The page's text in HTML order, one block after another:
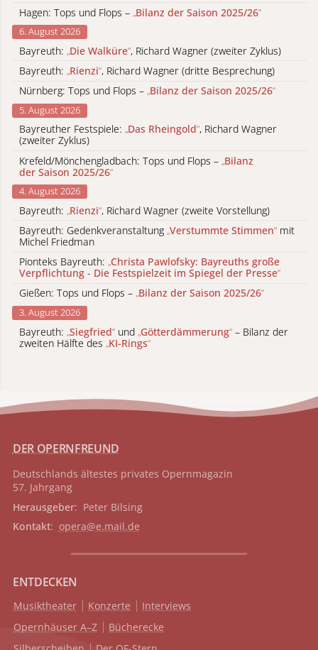
Hagen: Tops und Flops – „Bilanz der Saison 2025/26“
6. August 2026
Bayreuth: „Die Walküre“, Richard Wagner (zweiter Zyklus)
Bayreuth: „Rienzi“, Richard Wagner (dritte Besprechung)
Nürnberg: Tops und Flops – „Bilanz der Saison 2025/26“
5. August 2026
Bayreuther Festspiele: „Das Rheingold“, Richard Wagner
(zweiter Zyklus)
Krefeld/Mönchengladbach: Tops und Flops – „Bilanz
der Saison 2025/26“
4. August 2026
Bayreuth: „Rienzi“, Richard Wagner (zweite Vorstellung)
Bayreuth: Gedenkveranstaltung „Verstummte Stimmen“ mit
Michel Friedman
Pionteks Bayreuth: „Christa Pawlofsky: Bayreuths große
Verpflichtung - Die Festspielzeit im Spiegel der Presse“
Gießen: Tops und Flops – „Bilanz der Saison 2025/26“
3. August 2026
Bayreuth: „Siegfried“ und „Götterdämmerung“ – Bilanz der
zweiten Hälfte des „KI-Rings“
DER OPERNFREUND
Deutschlands ältestes privates Opernmagazin
57. Jahrgang
Herausgeber: Peter Bilsing
Kontakt: opera@e.mail.de
ENTDECKEN
Musiktheater Konzerte
Interviews
Opernhäuser A–Z
Bücherecke